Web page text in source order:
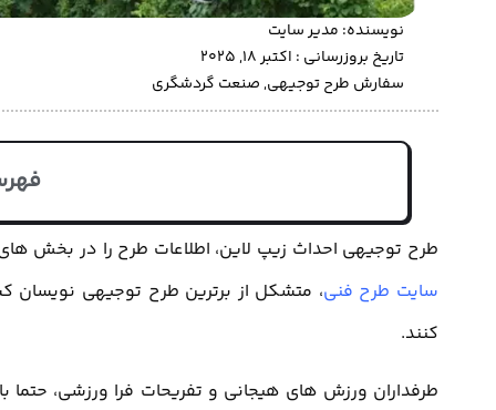
نویسنده: مدیر سایت
تاریخ بروزرسانی : اکتبر 18, 2025
سفارش طرح توجیهی,صنعت گردشگری
طرح توجیهی احداث زیپ لاین، اطلاعات طرح را در بخش های
سایت طرح فنی، متشکل از برترین طرح توجیهی
کنند.
طرفداران ورزش های هیجانی و تفریحات فرا ورزشی، حتما